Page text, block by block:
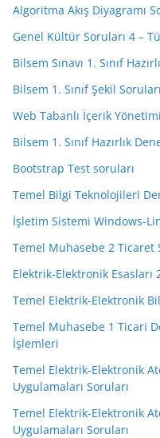
Algoritma Akış Diyagramı
Genel Kültür Soruları 4 –
Bilsem Sınavı 1. Sınıf
Bilsem 1. Sınıf Şekil Soruları
Web Tabanlı İçerik
Bilsem 1. Sınıf Hazırlık
Bootstrap Test soruları
Temel Bilgi Teknolojileri
İşletim Sistemi Windows-
Temel Muhasebe 2 Ticaret
Elektrik-Elektronik Esasları
Temel Elektrik-Elektronik
Temel Muhasebe 1 Ticari
İşlemleri
Temel Elektrik-Elektronik
Uygulamaları Soruları
Temel Elektrik-Elektronik
Uygulamaları Soruları